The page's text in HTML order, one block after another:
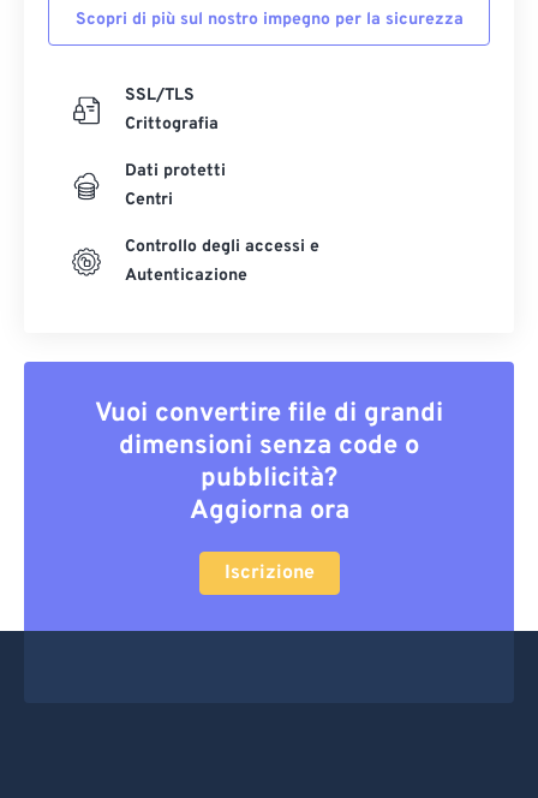
Scopri di più sul nostro impegno per la sicurezza
SSL/TLS
Crittografia
Dati protetti
Centri
Controllo degli accessi e
Autenticazione
Vuoi convertire file di grandi
dimensioni senza code o
pubblicità?
Aggiorna ora
Iscrizione